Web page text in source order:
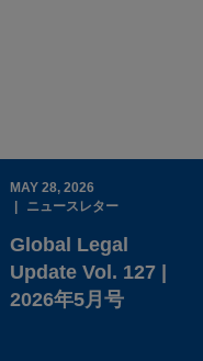
MAY 28, 2026
ニュースレター
Global Legal
Update Vol. 127 |
2026年5月号